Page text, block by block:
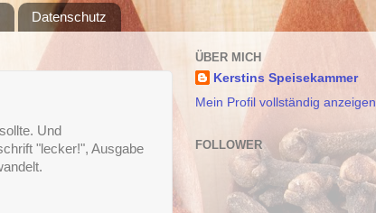
Datenschutz
Und
"lecker!", Ausgabe
ÜBER MICH
Kerstins Speisekammer
Mein Profil vollständig anzeigen
FOLLOWER